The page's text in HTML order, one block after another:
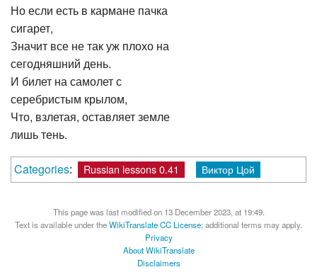
Но если есть в кармане пачка
сигарет,
Значит все не так уж плохо на
сегодняшний день.
И билет на самолет с
серебристым крылом,
Что, взлетая, оставляет земле
лишь тень.
Categories: Russian lessons 0.41 Виктор Цой
This page was last modified on 13 December 2023, at 19:49.
Text is available under theWikiTranslate CC License; additional terms may apply.
Privacy
About WikiTranslate
Disclaimers